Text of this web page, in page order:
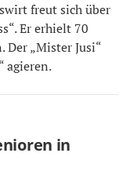
freut sich über
Er erhielt 70
Der „Mister Jusi“
agieren.
in